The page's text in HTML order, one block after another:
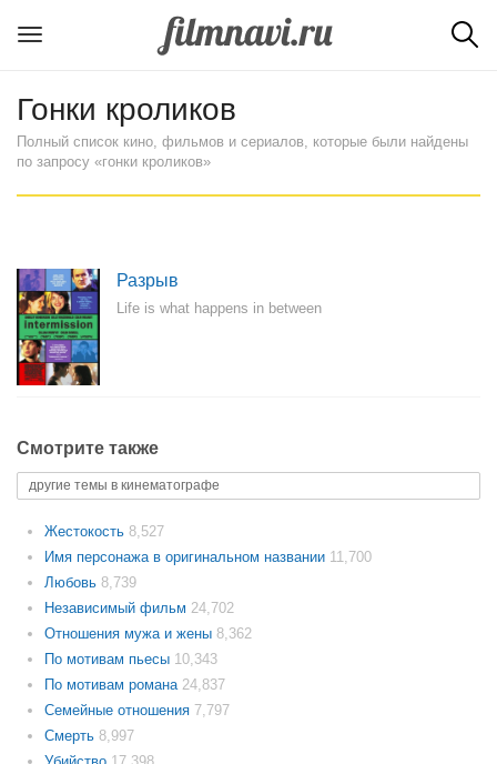
Гонки кроликов
Полный список кино, фильмов и сериалов, которые были найдены
по запросу «гонки кроликов»
Разрыв
Life is what happens in between
Смотрите также
другие темы в кинематографе
Жестокость 8,527
Имя персонажа в оригинальном названии 11,700
Любовь 8,739
Независимый фильм 24,702
Отношения мужа и жены 8,362
По мотивам пьесы 10,343
По мотивам романа 24,837
Семейные отношения 7,797
Смерть 8,997